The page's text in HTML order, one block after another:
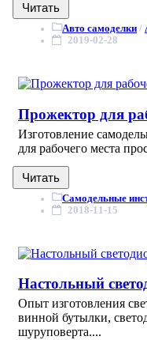
Читать
Авто самоделки /
2019-02-28
Прожектор для
Изготовление
для рабочего места
Читать
Самодельные
2018-11-15
Опыт изготовления
винной бутылки,
шуруповерта....